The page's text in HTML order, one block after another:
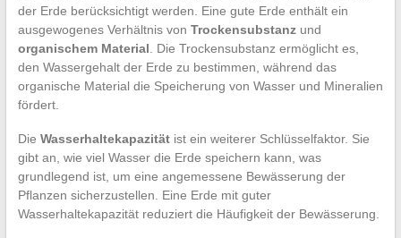
der Erde berücksichtigt werden. Eine gute Erde enthält ein
ausgewogenes Verhältnis von Trockensubstanzund
organischem Material . Die Trockensubstanz ermöglicht es,
den Wassergehalt der Erde zu bestimmen, während das
organische Material die Speicherung von Wasser und Mineralien
fördert.
Die Wasserhaltekapazitätist ein weiterer Schlüsselfaktor. Sie
gibt an, wie viel Wasser die Erde speichern kann, was
grundlegend ist, um eine angemessene Bewässerung der
Pflanzen sicherzustellen. Eine Erde mit guter
Wasserhaltekapazität reduziert die Häufigkeit der Bewässerung.